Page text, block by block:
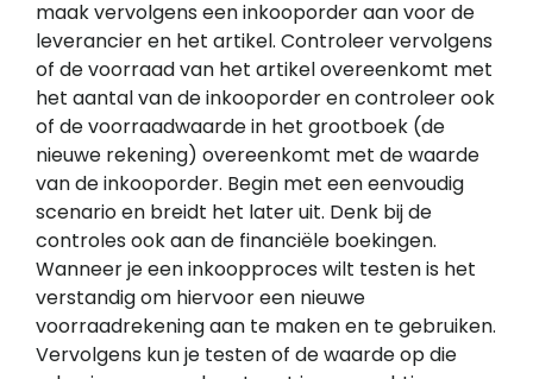
maak vervolgens een inkooporder aan voor de
leverancier en het artikel. Controleer vervolgens
of de voorraad van het artikel overeenkomt met
het aantal van de inkooporder en controleer ook
of de voorraadwaarde in het grootboek (de
nieuwe rekening) overeenkomt met de waarde
van de inkooporder. Begin met een eenvoudig
scenario en breidt het later uit. Denk bij de
controles ook aan de financiële boekingen.
Wanneer je een inkoopproces wilt testen is het
verstandig om hiervoor een nieuwe
voorraadrekening aan te maken en te gebruiken.
Vervolgens kun je testen of de waarde op die